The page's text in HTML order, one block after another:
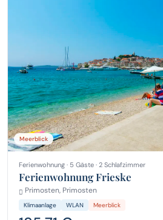
Meerblick
Ferienwohnung · 5 Gäste · 2 Schlafzimmer
Ferienwohnung Frieske
Primosten, Primosten
Klimaanlage WLAN Meerblick